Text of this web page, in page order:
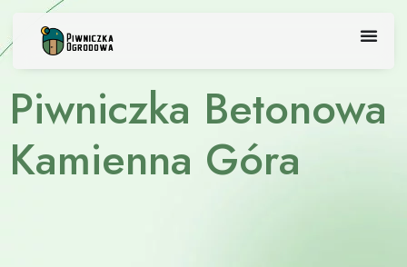
content
Piwniczka Betonowa
Kamienna Góra